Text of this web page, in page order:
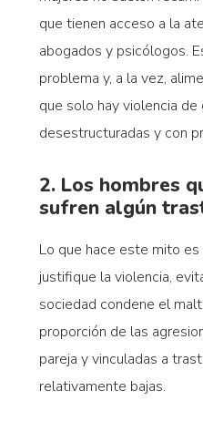
que tienen acceso a la
abogados y psicólogos.
problema y, a la vez,
que solo hay violencia de
desestructuradas y con
2. Los hombres
sufren algún
Lo que hace este mito
justifique la violencia,
sociedad condene el
proporción de las
pareja y vinculadas a
relativamente bajas.